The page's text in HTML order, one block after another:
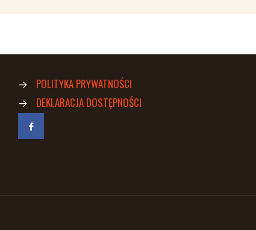
→
POLITYKA PRYWATNOŚCI
→
DEKLARACJA DOSTĘPNOŚCI